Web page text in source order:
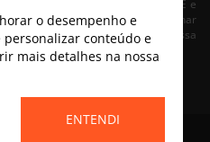
PE, Paulista/PE, Abreu e Lima/PE e
ao usuário navegar, selecionar
da sua residência. Consulte nossa
o desempenho e
conteúdo e
mais detalhes na nossa
ENTENDI